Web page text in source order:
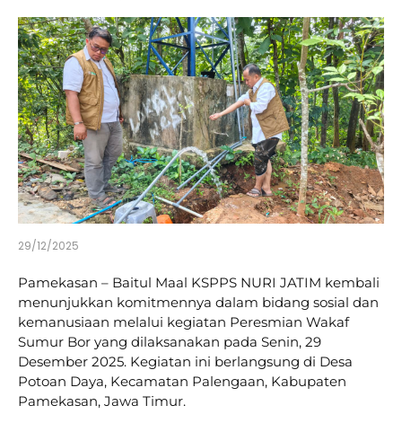
29/12/2025
Pamekasan – Baitul Maal KSPPS NURI JATIM kembali
menunjukkan komitmennya dalam bidang sosial dan
kemanusiaan melalui kegiatan Peresmian Wakaf
Sumur Bor yang dilaksanakan pada Senin, 29
Desember 2025. Kegiatan ini berlangsung di Desa
Potoan Daya, Kecamatan Palengaan, Kabupaten
Pamekasan, Jawa Timur.